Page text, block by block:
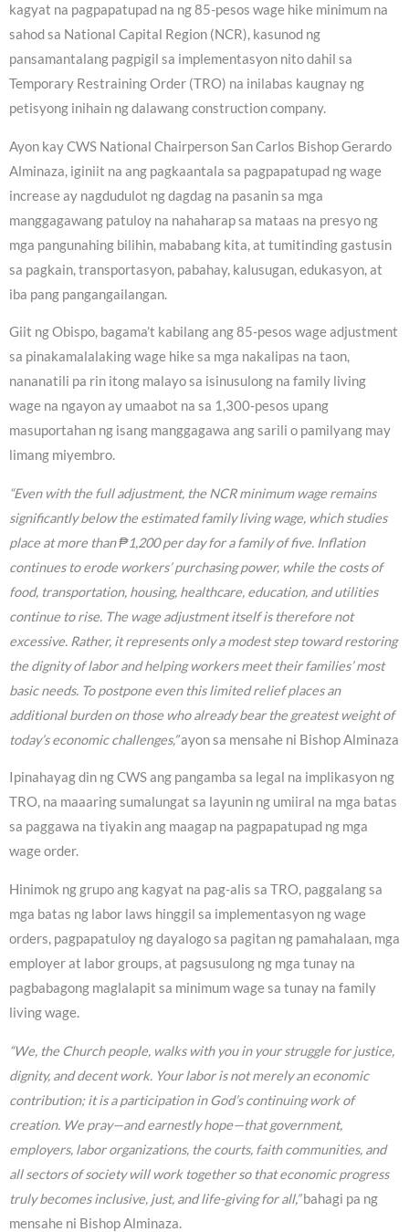
kagyat na pagpapatupad na ng 85-pesos wage hike minimum na
sahod sa National Capital Region (NCR), kasunod ng
pansamantalang pagpigil sa implementasyon nito dahil sa
Temporary Restraining Order (TRO) na inilabas kaugnay ng
petisyong inihain ng dalawang construction company.
Ayon kay CWS National Chairperson San Carlos Bishop Gerardo
Alminaza, iginiit na ang pagkaantala sa pagpapatupad ng wage
increase ay nagdudulot ng dagdag na pasanin sa mga
manggagawang patuloy na nahaharap sa mataas na presyo ng
mga pangunahing bilihin, mababang kita, at tumitinding gastusin
sa pagkain, transportasyon, pabahay, kalusugan, edukasyon, at
iba pang pangangailangan.
Giit ng Obispo, bagama’t kabilang ang 85-pesos wage adjustment
sa pinakamalalaking wage hike sa mga nakalipas na taon,
nananatili pa rin itong malayo sa isinusulong na family living
wage na ngayon ay umaabot na sa 1,300-pesos upang
masuportahan ng isang manggagawa ang sarili o pamilyang may
limang miyembro.
“Even with the full adjustment, the NCR minimum wage remains
significantly below the estimated family living wage, which studies
place at more than ₱1,200 per day for a family of five. Inflation
continues to erode workers’ purchasing power, while the costs of
food, transportation, housing, healthcare, education, and utilities
continue to rise. The wage adjustment itself is therefore not
excessive. Rather, it represents only a modest step toward restoring
the dignity of labor and helping workers meet their families’ most
basic needs. To postpone even this limited relief places an
additional burden on those who already bear the greatest weight of
today’s economic challenges,”ayon sa mensahe ni Bishop Alminaza
Ipinahayag din ng CWS ang pangamba sa legal na implikasyon ng
TRO, na maaaring sumalungat sa layunin ng umiiral na mga batas
sa paggawa na tiyakin ang maagap na pagpapatupad ng mga
wage order.
Hinimok ng grupo ang kagyat na pag-alis sa TRO, paggalang sa
mga batas ng labor laws hinggil sa implementasyon ng wage
orders, pagpapatuloy ng dayalogo sa pagitan ng pamahalaan, mga
employer at labor groups, at pagsusulong ng mga tunay na
pagbabagong maglalapit sa minimum wage sa tunay na family
living wage.
“We, the Church people, walks with you in your struggle for justice,
dignity, and decent work. Your labor is not merely an economic
contribution; it is a participation in God’s continuing work of
creation. We pray—and earnestly hope—that government,
employers, labor organizations, the courts, faith communities, and
all sectors of society will work together so that economic progress
truly becomes inclusive, just, and life-giving for all,”bahagi pa ng
mensahe ni Bishop Alminaza.